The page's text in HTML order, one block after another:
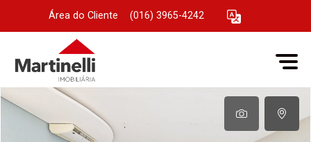
Área do Cliente (016) 3965-4242